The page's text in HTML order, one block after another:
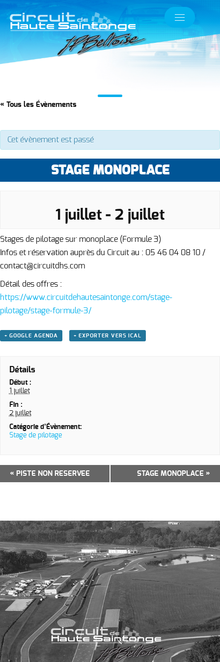
« Tous les Évènements
Cet évènement est passé
STAGE MONOPLACE
1 juillet - 2 juillet
Stages de pilotage sur monoplace (Formule 3)
Infos et réservation auprès du Circuit au : 05 46 04 08 10 /
contact@circuitdhs.com
Détail des offres :
https://www.circuitdehautesaintonge.com/stage-
pilotage/stage-formule-3/
+ GOOGLE AGENDA + EXPORTER VERS ICAL
Détails
Début :
1 juillet
Fin :
2 juillet
Catégorie d’Évènement:
Stage de pilotage
Navigation
Évènement
« PISTE NON RESERVEE STAGE MONOPLACE »